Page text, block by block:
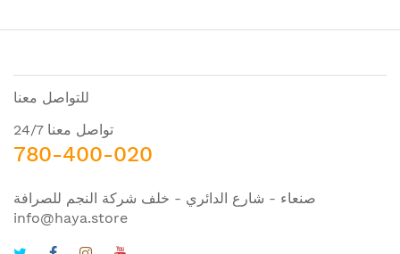
للتواصل معنا
تواصل معنا 24/7
780-400-020
صنعاء - شارع الدائري - خلف شركة النجم للصرافة
info@haya.store